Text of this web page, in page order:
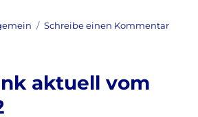
le Schreibe einen Kommentarzu
aktuell vom